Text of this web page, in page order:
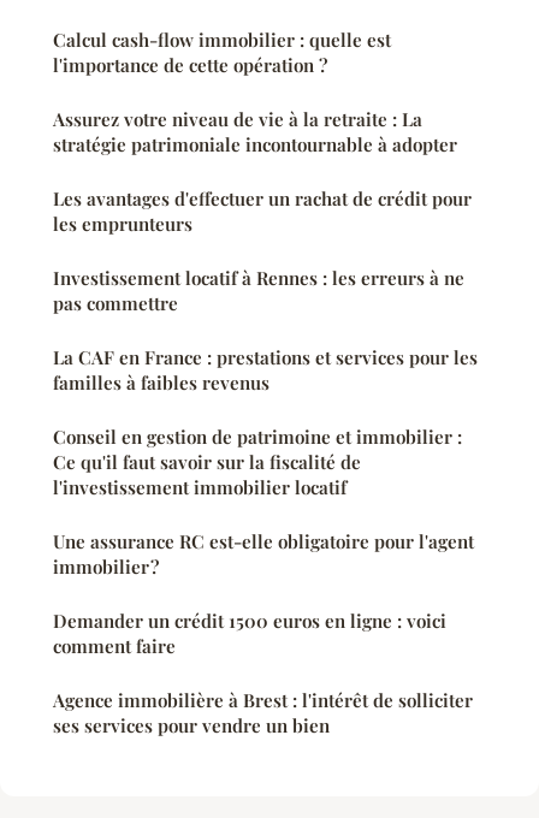
Calcul cash-flow immobilier : quelle est
l'importance de cette opération ?
Assurez votre niveau de vie à la retraite : La
stratégie patrimoniale incontournable à adopter
Les avantages d'effectuer un rachat de crédit pour
les emprunteurs
Investissement locatif à Rennes : les erreurs à ne
pas commettre
La CAF en France : prestations et services pour les
familles à faibles revenus
Conseil en gestion de patrimoine et immobilier :
Ce qu'il faut savoir sur la fiscalité de
l'investissement immobilier locatif
Une assurance RC est-elle obligatoire pour l'agent
immobilier ?
Demander un crédit 1500 euros en ligne : voici
comment faire
Agence immobilière à Brest : l'intérêt de solliciter
ses services pour vendre un bien